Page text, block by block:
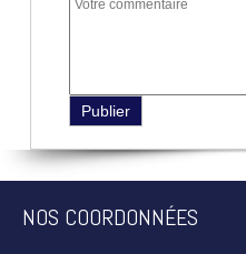
NOS COORDONNÉES